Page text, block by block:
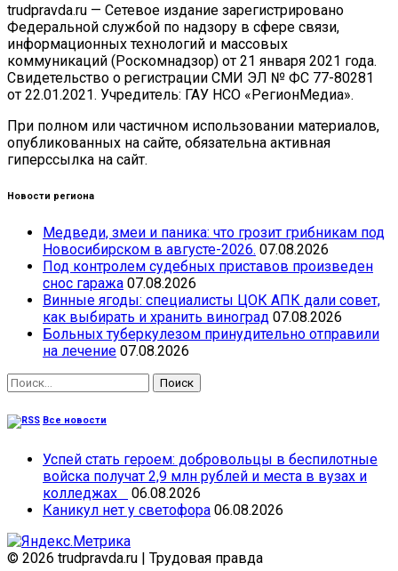
trudpravda.ru — Сетевое издание зарегистрировано
Федеральной службой по надзору в сфере связи,
информационных технологий и массовых
коммуникаций (Роскомнадзор) от 21 января 2021 года.
Свидетельство о регистрации СМИ ЭЛ № ФС 77-80281
от 22.01.2021. Учредитель: ГАУ НСО «РегионМедиа».
При полном или частичном использовании материалов,
опубликованных на сайте, обязательна активная
гиперссылка на сайт.
Новости региона
Медведи, змеи и паника: что грозит грибникам под
Новосибирском в августе-2026. 07.08.2026
Под контролем судебных приставов произведен
снос гаража 07.08.2026
Винные ягоды: специалисты ЦОК АПК дали совет,
как выбирать и хранить виноград 07.08.2026
Больных туберкулезом принудительно отправили
на лечение 07.08.2026
Найти:
Все новости
Успей стать героем: добровольцы в беспилотные
войска получат 2,9 млн рублей и места в вузах и
колледжах
06.08.2026
Каникул нет у светофора 06.08.2026
© 2026 trudpravda.ru | Трудовая правда